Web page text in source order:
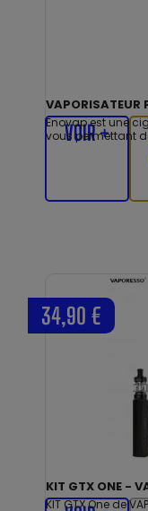
VAPORISATEUR
Enovap est une
vous permettant
VOIR +
KIT GTX ONE -
KIT GTX One de
34,90 €